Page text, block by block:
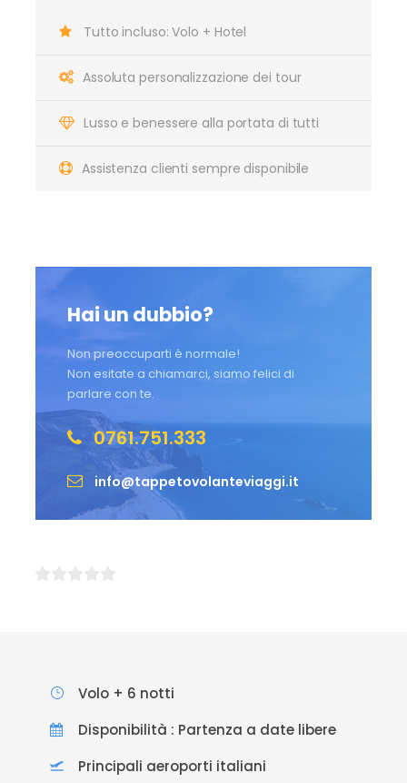
Tutto incluso: Volo + Hotel
Assoluta personalizzazione dei tour
Lusso e benessere alla portata di tutti
Assistenza clienti sempre disponibile
Hai un dubbio?
Non preoccuparti è normale!
Non esitate a chiamarci, siamo felici di
parlare con te.
0761.751.333
info@tappetovolanteviaggi.it
Volo + 6 notti
Disponibilità : Partenza a date libere
Principali aeroporti italiani